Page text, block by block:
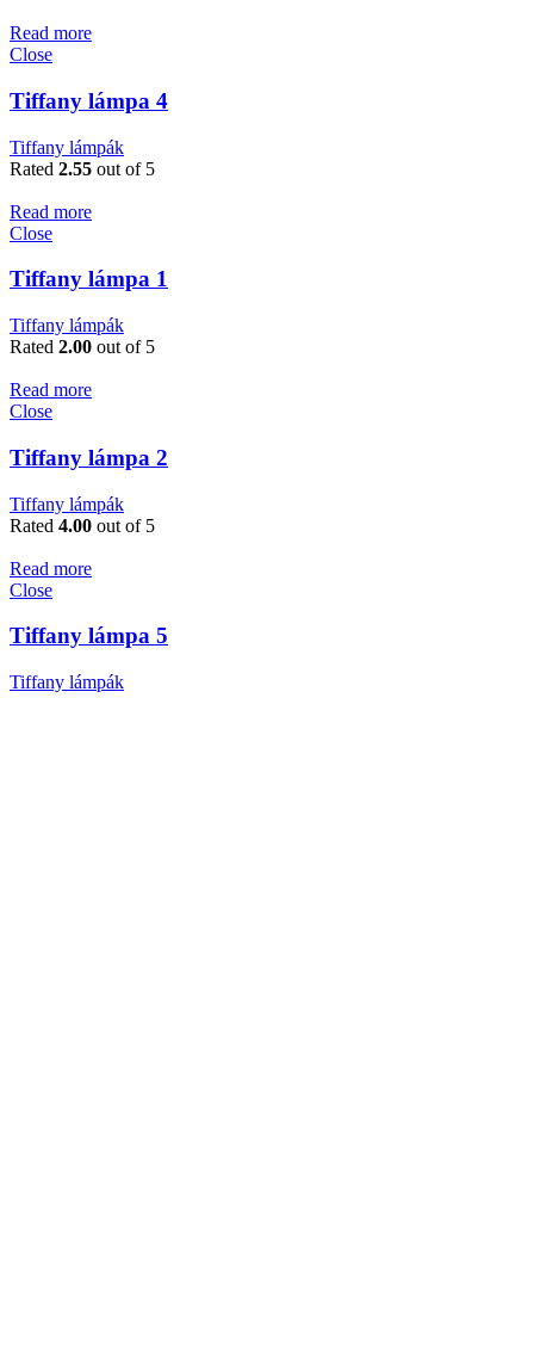
Read more
Close
Tiffany lámpa 4
Tiffany lámpák
Rated 2.55 out of 5
Read more
Close
Tiffany lámpa 1
Tiffany lámpák
Rated 2.00 out of 5
Read more
Close
Tiffany lámpa 2
Tiffany lámpák
Rated 4.00 out of 5
Read more
Close
Tiffany lámpa 5
Tiffany lámpák